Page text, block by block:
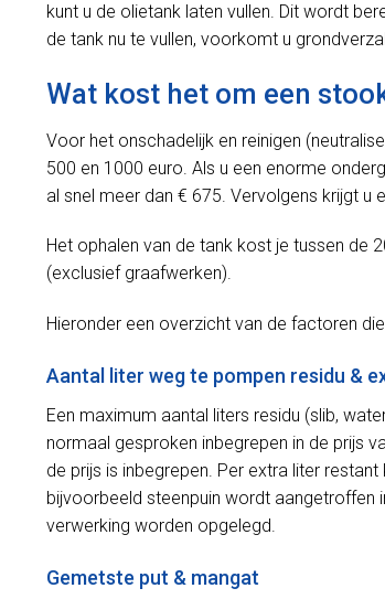
kunt u de olietank laten vullen. Dit wordt
de tank nu te vullen, voorkomt u
Wat kost het om een
Voor het onschadelijk en reinigen
500 en 1000 euro. Als u een enorme
al snel meer dan € 675. Vervolgens krijgt
Het ophalen van de tank kost je tussen de
(exclusief graafwerken).
Hieronder een overzicht van de factoren
Aantal liter weg te pompen residu &
Een maximum aantal liters residu (slib,
normaal gesproken inbegrepen in de prijs
de prijs is inbegrepen. Per extra liter
bijvoorbeeld steenpuin wordt aangetroffen
verwerking worden opgelegd.
Gemetste put & mangat